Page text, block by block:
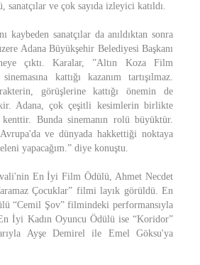
ve çok sayıda izleyici katıldı.
kaybeden sanatçılar da anıldıktan sonra
Adana Büyükşehir Belediyesi Başkanı
çıktı. Karalar, ”Altın Koza Film
kattığı kazanım tartışılmaz.
görüşlerine kattığı önemin de
Adana, çok çeşitli kesimlerin birlikte
kenttir. Bunda sinemanın rolü büyüktür.
ve dünyada hakkettiği noktaya
yapacağım.” diye konuştu.
En İyi Film Ödülü, Ahmet Necdet
Çocuklar” filmi layık görüldü. En
“Cemil Şov” filmindeki performansıyla
İyi Kadın Oyuncu Ödülü ise “Koridor”
Ayşe Demirel ile Emel Göksu'ya